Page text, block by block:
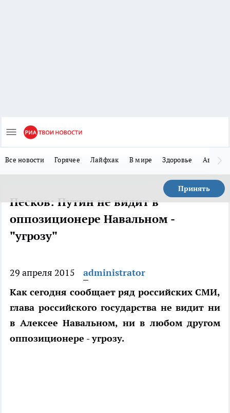
Все новости Горячее Лайфхак В мире Здоровье Авто
Принять
Песков: Путин не видит в
оппозиционере Навальном -
"угрозу"
29 апреля 2015
administrator
Как сегодня сообщает ряд российских СМИ,
глава российского государства не видит ни
в Алексее Навальном, ни в любом другом
оппозиционере - угрозу.